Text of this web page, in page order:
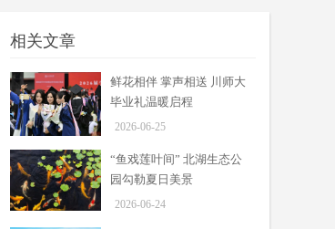
相关文章
鲜花相伴 掌声相送 川师大
毕业礼温暖启程
2026-06-25
“鱼戏莲叶间” 北湖生态公
园勾勒夏日美景
2026-06-24